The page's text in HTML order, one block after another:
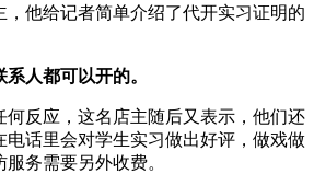
，他给记者简单介绍了代开实习证明的
人都可以开的。
何反应，这名店主随后又表示，他们还
电话里会对学生实习做出好评，做戏做
务需要另外收费。